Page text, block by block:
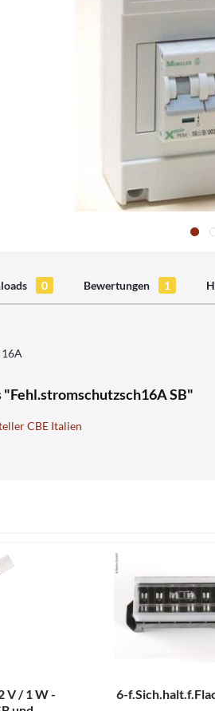
0 Bewertungen 1
SB"
CBE Italien
V / 1 W -
6-